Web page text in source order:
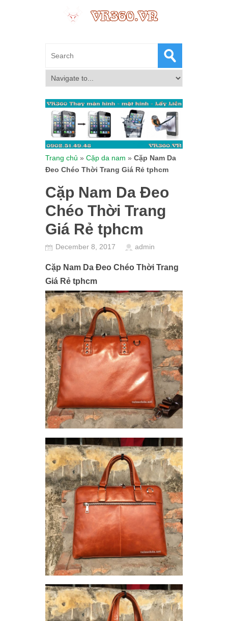
Trang chủ » Cặp da nam » Cặp Nam Da
Đeo Chéo Thời Trang Giá Rẻ tphcm
Cặp Nam Da Đeo
Chéo Thời Trang
Giá Rẻ tphcm
December 8, 2017 admin
Cặp Nam Da Đeo Chéo Thời Trang
Giá Rẻ tphcm